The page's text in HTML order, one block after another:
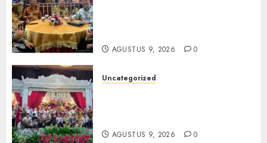
AGUSTUS 9, 2026 0
Uncategorized
AGUSTUS 9, 2026 0